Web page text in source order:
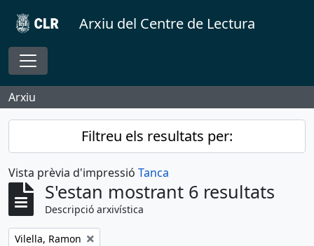
Skip to main content
Arxiu del Centre de Lectura
Toggle navigation
Arxiu
Filtreu els resultats per:
Vista prèvia d'impressió Tanca
S'estan mostrant 6 resultats
Descripció arxivística
Remove filter:
Vilella, Ramon